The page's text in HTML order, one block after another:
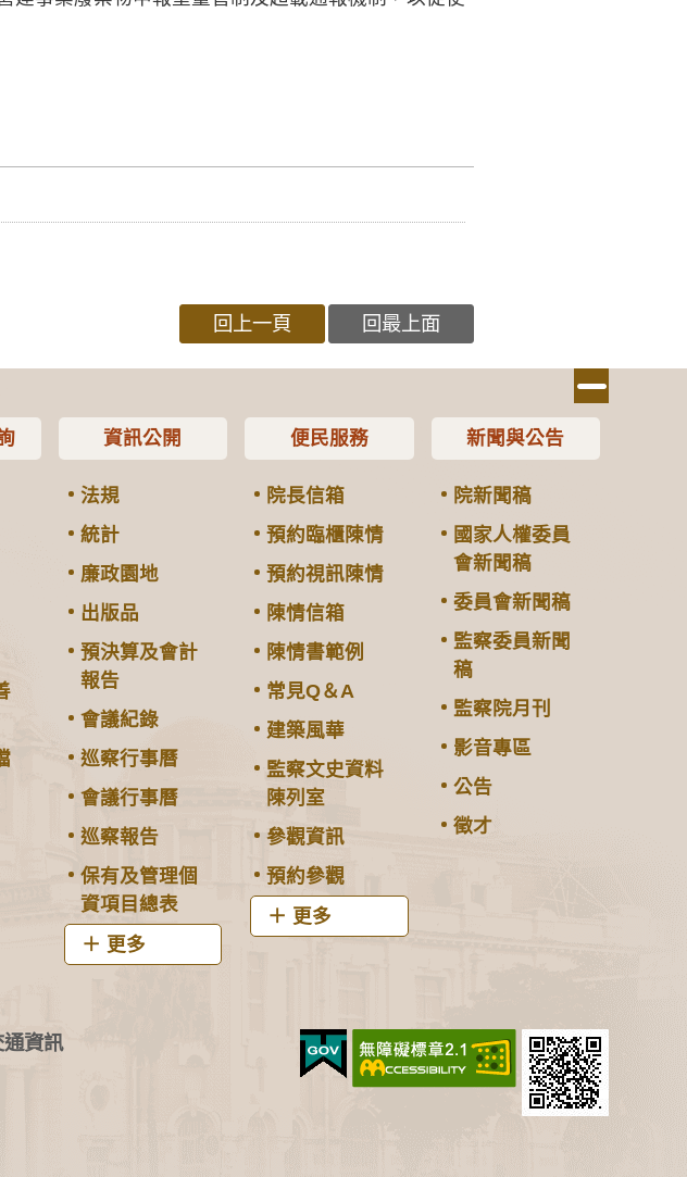
回上一頁 回最上面
資訊公開
法規
統計
廉政園地
出版品
預決算及會計
報告
會議紀錄
巡察行事曆
會議行事曆
巡察報告
保有及管理個
資項目總表
更多
便民服務
院長信箱
預約臨櫃陳情
預約視訊陳情
陳情信箱
陳情書範例
常見Q＆A
建築風華
監察文史資料
陳列室
參觀資訊
預約參觀
更多
新聞與公告
院新聞稿
國家人權委員
會新聞稿
委員會新聞稿
監察委員新聞
稿
監察院月刊
影音專區
公告
徵才
通資訊